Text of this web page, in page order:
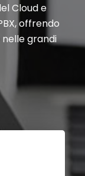
Cloud e
offrendo
grandi